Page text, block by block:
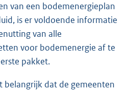
van een bodemenergieplan
is er voldoende informatie
van alle
voor bodemenergie af te
pakket.
belangrijk dat de gemeenten